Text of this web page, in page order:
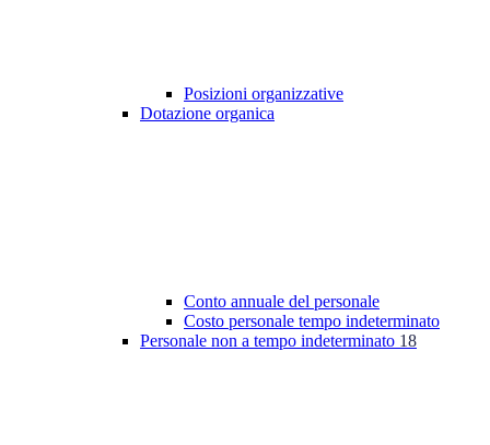
Posizioni organizzative
Dotazione organica
Conto annuale del personale
Costo personale tempo indeterminato
Personale non a tempo indeterminato 18